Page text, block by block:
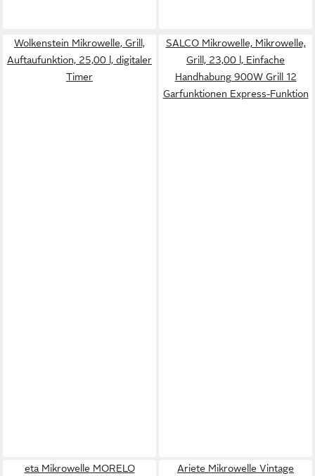
Wolkenstein Mikrowelle, Grill,
Auftaufunktion, 25,00 l, digitaler
Timer
SALCO Mikrowelle, Mikrowelle,
Grill, 23,00 l, Einfache
Handhabung 900W Grill 12
Garfunktionen Express-Funktion
eta Mikrowelle MORELO Ariete Mikrowelle Vintage